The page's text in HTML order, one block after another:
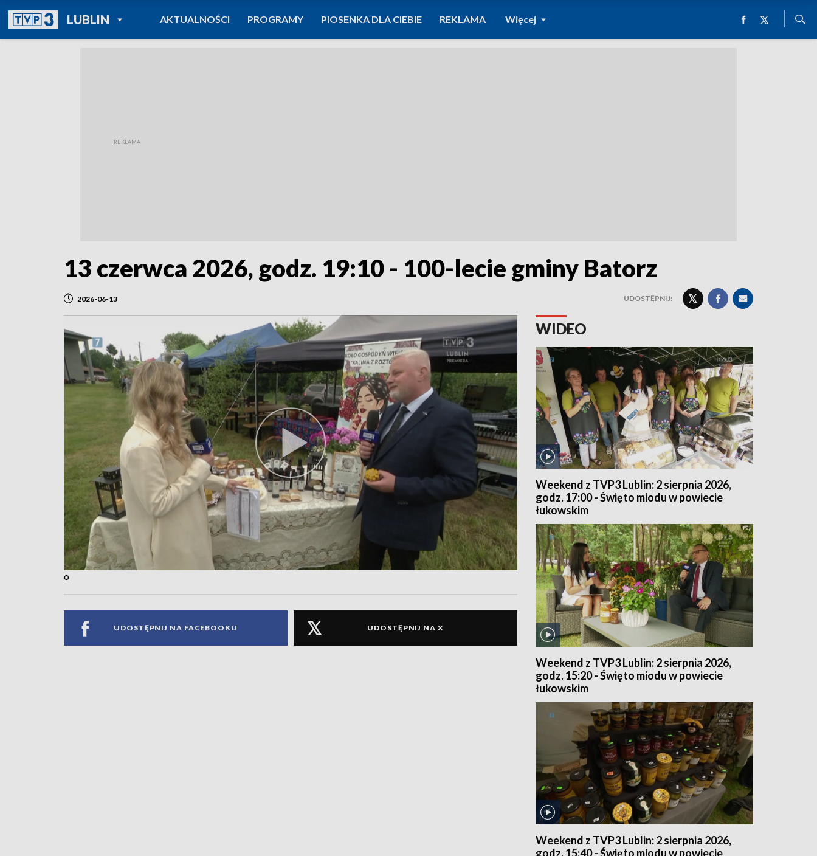
LUBLINPOWRÓT DO
TVP REGIONY
AKTUALNOŚCI PROGRAMY PIOSENKA DLA CIEBIE REKLAMA Więcej
13 czerwca 2026, godz. 19:10 - 100-lecie gminy Batorz
2026-06-13 UDOSTĘPNIJ:
o
UDOSTĘPNIJ NA FACEBOOKU UDOSTĘPNIJ NA X
WIDEO
Weekend z TVP3 Lublin: 2 sierpnia 2026,
godz. 17:00 - Święto miodu w powiecie
łukowskim
Weekend z TVP3 Lublin: 2 sierpnia 2026,
godz. 15:20 - Święto miodu w powiecie
łukowskim
Weekend z TVP3 Lublin: 2 sierpnia 2026,
godz. 15:40 - Święto miodu w powiecie